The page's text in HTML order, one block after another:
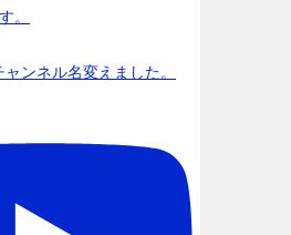
。
ンネル名変えました。